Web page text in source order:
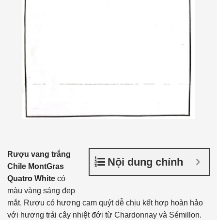
Nội dung chính
Rượu vang trắng
Chile MontGras
Quatro White có
màu vàng sáng đẹp
mắt. Rượu có hương cam quýt dễ chịu kết hợp hoàn hảo
với hương trái cây nhiệt đới từ Chardonnay và Sémillon.